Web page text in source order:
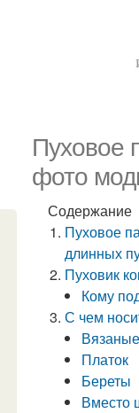
Пуховое
фото
Содержание
Пуховое
длинных
Пуховик
Кому
С чем
Вязаные
Платок
Береты
Вместо